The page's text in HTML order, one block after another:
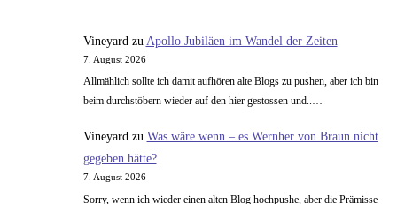
Vineyard zu Apollo Jubiläen im Wandel der Zeiten
7. August 2026
Allmählich sollte ich damit aufhören alte Blogs zu pushen, aber ich bin
beim durchstöbern wieder auf den hier gestossen und..…
Vineyardzu Was wäre wenn – es Wernher von Braun nicht
gegeben hätte?
7. August 2026
Sorry, wenn ich wieder einen alten Blog hochpushe, aber die Prämisse